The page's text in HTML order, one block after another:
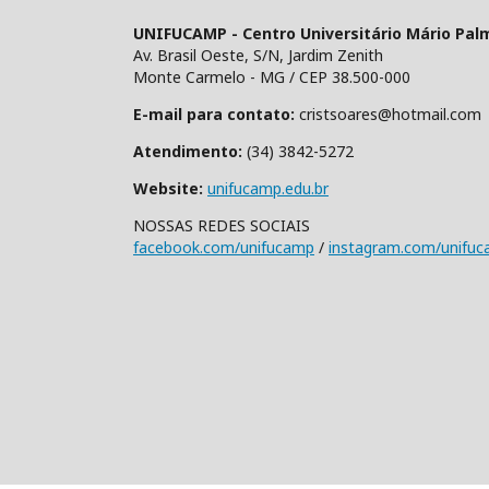
UNIFUCAMP - Centro Universitário Mário
Av. Brasil Oeste, S/N, Jardim Zenith
Monte Carmelo - MG / CEP 38.500-000
E-mail para contato: cristsoares@hotmail.com
Atendimento: (34) 3842-5272
Website: unifucamp.edu.br
NOSSAS REDES SOCIAIS
facebook.com/unifucamp / instagram.com/